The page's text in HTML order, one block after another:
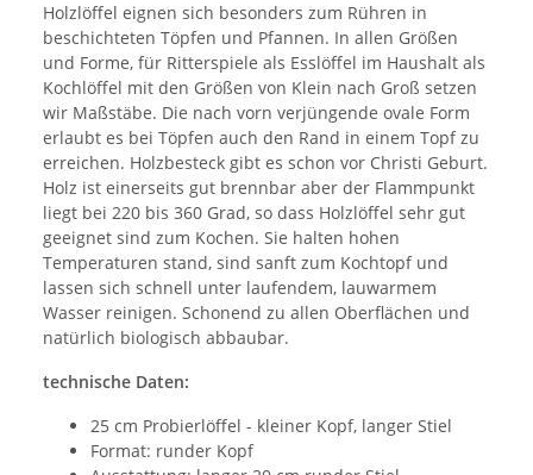
Holzlöffel eignen sich besonders zum Rühren in
beschichteten Töpfen und Pfannen. In allen Größen
und Forme, für Ritterspiele als Esslöffel im Haushalt als
Kochlöffel mit den Größen von Klein nach Groß setzen
wir Maßstäbe. Die nach vorn verjüngende ovale Form
erlaubt es bei Töpfen auch den Rand in einem Topf zu
erreichen. Holzbesteck gibt es schon vor Christi Geburt.
Holz ist einerseits gut brennbar aber der Flammpunkt
liegt bei 220 bis 360 Grad, so dass Holzlöffel sehr gut
geeignet sind zum Kochen. Sie halten hohen
Temperaturen stand, sind sanft zum Kochtopf und
lassen sich schnell unter laufendem, lauwarmem
Wasser reinigen. Schonend zu allen Oberflächen und
natürlich biologisch abbaubar.
technische Daten:
25 cm Probierlöffel - kleiner Kopf, langer Stiel
Format: runder Kopf